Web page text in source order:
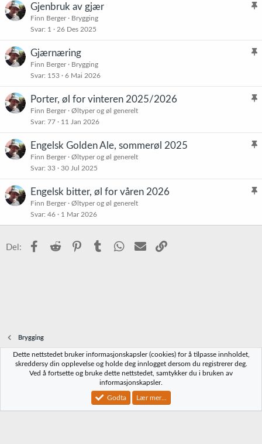
K
t
Gjenbruk av gjær
Finn Berger
Brygging
Svar 1 26 Des 2025
K
t
Gjærnæring
Finn Berger
Brygging
Svar 153 6 Mai 2026
K
t
Porter, øl for vinteren 2025/2026
Finn Berger
Øltyper og øl generelt
Svar 77 11 Jan 2026
K
t
Engelsk Golden Ale, sommerøl 2025
Finn Berger
Øltyper og øl generelt
Svar 33 30 Jul 2025
K
s
Engelsk bitter, øl for våren 2026
Finn Berger
Øltyper og øl generelt
Svar 46 1 Mar 2026
Del: Facebook
Reddit PinterestTumblr WhatsApp
E-post
Brygging
Norbrygg-default
Vilkår og regler Personvernregler
Community platform by XenForo® © 2010-2023 XenForo Ltd.
Dette nettstedet bruker informasjonskapsler (cookies) for å tilpasse innholdet,
skreddersy din opplevelse og holde deg innlogget dersom du registrerer deg.
Ved å fortsette og bruke dette nettstedet, samtykker du i bruken av
informasjonskapsler.
Godta Lær mer...